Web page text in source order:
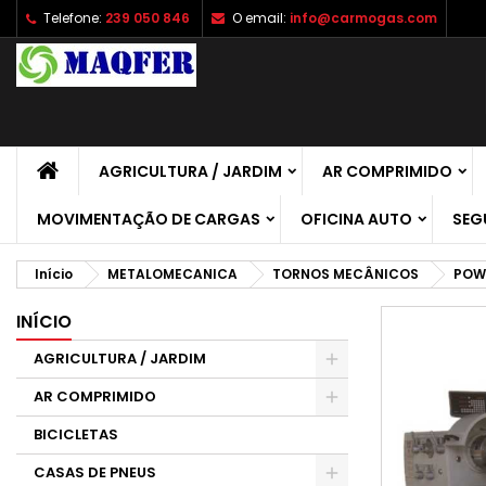
Telefone: 239 050 846 O email: info@carmogas.com
AGRICULTURA / JARDIM AR COMPRIMIDO
MOVIMENTAÇÃO DE CARGAS OFICINA AUTO
Início METALOMECANICA TORNOS MECÂNICOS
INÍCIO
AGRICULTURA / JARDIM
AR COMPRIMIDO
BICICLETAS
CASAS DE PNEUS